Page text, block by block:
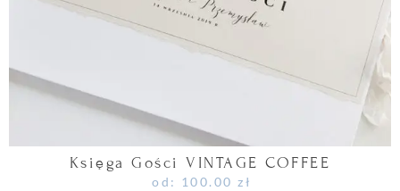
Księga Gości VINTAGE COFFEE
od: 100.00zł